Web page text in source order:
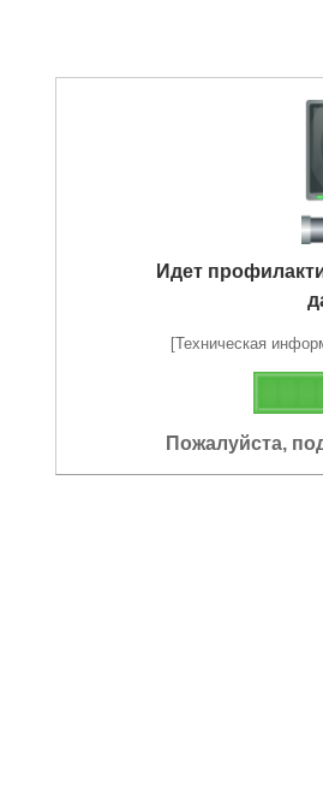
Идет
[Техническая
Пожалуйста,